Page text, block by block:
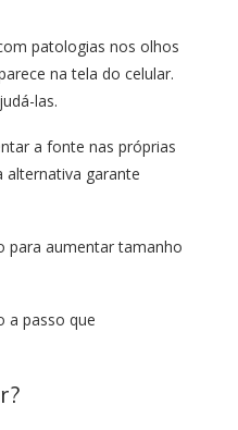
patologias nos olhos
na tela do celular.
las.
a fonte nas próprias
alternativa garante
para aumentar tamanho
a passo que